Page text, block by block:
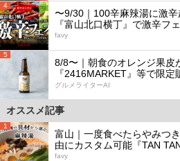
4
〜9/30｜100辛麻辣湯に激辛
『富山北口横丁』で激辛フ
favy
5
8/8〜｜朝食のオレンジ果皮
『2416MARKET』等で限定
グルメライターAI
オススメ記事
1
富山｜一度食べたらやみつ
由にカスタム可能『TAN TAN
favy